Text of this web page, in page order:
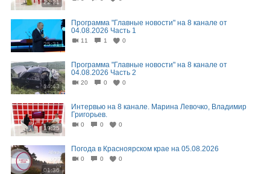
22:21
25:31
Программа "Главные новости" на 8 канале от
04.08.2026 Часть 1
11 1 0
14:43
Программа "Главные новости" на 8 канале от
04.08.2026 Часть 2
20 0 0
19:25
Интервью на 8 канале. Марина Левочко, Владимир
Григорьев.
0 0 0
01:36
Погода в Красноярском крае на 05.08.2026
0 0 0